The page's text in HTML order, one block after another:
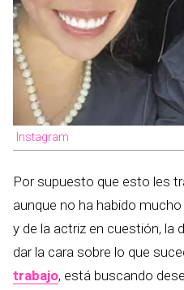
Instagram
Por supuesto que esto les
aunque no ha habido
y de la actriz en cuestión, la
dar la cara sobre lo que
trabajo, está buscando